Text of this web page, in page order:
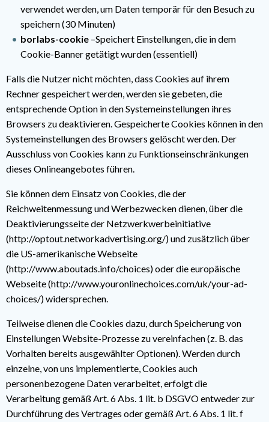
verwendet werden, um Daten temporär für den Besuch zu
speichern (30 Minuten)
borlabs-cookie–Speichert Einstellungen, die in dem
Cookie-Banner getätigt wurden (essentiell)
Falls die Nutzer nicht möchten, dass Cookies auf ihrem
Rechner gespeichert werden, werden sie gebeten, die
entsprechende Option in den Systemeinstellungen ihres
Browsers zu deaktivieren. Gespeicherte Cookies können in den
Systemeinstellungen des Browsers gelöscht werden. Der
Ausschluss von Cookies kann zu Funktionseinschränkungen
dieses Onlineangebotes führen.
Sie können dem Einsatz von Cookies, die der
Reichweitenmessung und Werbezwecken dienen, über die
Deaktivierungsseite der Netzwerkwerbeinitiative
(http://optout.networkadvertising.org/) und zusätzlich über
die US-amerikanische Webseite
(http://www.aboutads.info/choices) oder die europäische
Webseite (http://www.youronlinechoices.com/uk/your-ad-
choices/) widersprechen.
Teilweise dienen die Cookies dazu, durch Speicherung von
Einstellungen Website-Prozesse zu vereinfachen (z. B. das
Vorhalten bereits ausgewählter Optionen). Werden durch
einzelne, von uns implementierte, Cookies auch
personenbezogene Daten verarbeitet, erfolgt die
Verarbeitung gemäß Art. 6 Abs. 1 lit. b DSGVO entweder zur
Durchführung des Vertrages oder gemäß Art. 6 Abs. 1 lit. f